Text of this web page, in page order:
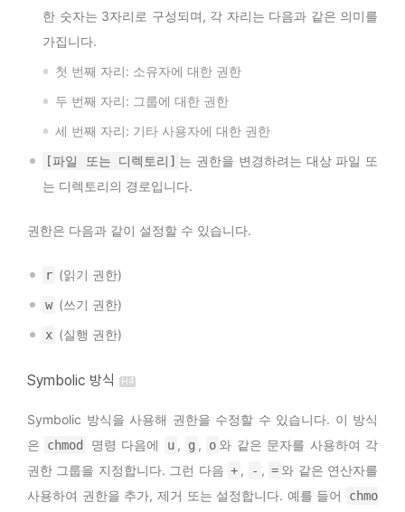
한 숫자는 3자리로 구성되며, 각 자리는 다음과 같은 의미를
가집니다.
첫 번째 자리: 소유자에 대한 권한
두 번째 자리: 그룹에 대한 권한
세 번째 자리: 기타 사용자에 대한 권한
[파일 또는 디렉토리] 는 권한을 변경하려는 대상 파일 또
는 디렉토리의 경로입니다.
권한은 다음과 같이 설정할 수 있습니다.
r (읽기 권한)
w (쓰기 권한)
x (실행 권한)
Symbolic 방식
Symbolic 방식을 사용해 권한을 수정할 수 있습니다. 이 방식
은
chmod 명령 다음에 u , g , o 와 같은 문자를 사용하여 각
권한 그룹을 지정합니다. 그런 다음 + , - , = 와 같은 연산자를
사용하여 권한을 추가, 제거 또는 설정합니다. 예를 들어
chmo